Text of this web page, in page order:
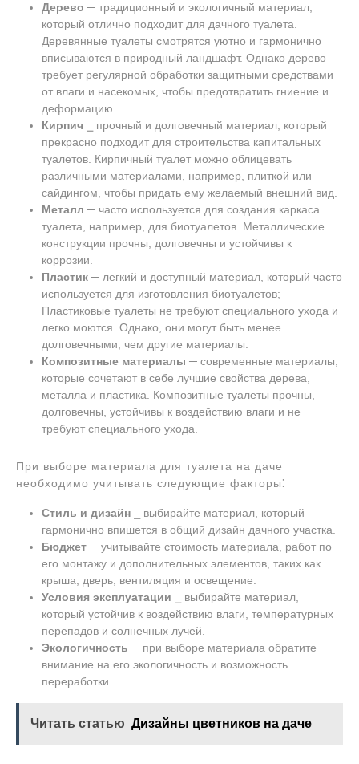
Дерево ─ традиционный и экологичный материал,
который отлично подходит для дачного туалета.
Деревянные туалеты смотрятся уютно и гармонично
вписываются в природный ландшафт. Однако дерево
требует регулярной обработки защитными средствами
от влаги и насекомых, чтобы предотвратить гниение и
деформацию.
Кирпич ⎯ прочный и долговечный материал, который
прекрасно подходит для строительства капитальных
туалетов. Кирпичный туалет можно облицевать
различными материалами, например, плиткой или
сайдингом, чтобы придать ему желаемый внешний вид.
Металл ─ часто используется для создания каркаса
туалета, например, для биотуалетов. Металлические
конструкции прочны, долговечны и устойчивы к
коррозии.
Пластик ─ легкий и доступный материал, который часто
используется для изготовления биотуалетов;
Пластиковые туалеты не требуют специального ухода и
легко моются. Однако, они могут быть менее
долговечными, чем другие материалы.
Композитные материалы ─ современные материалы,
которые сочетают в себе лучшие свойства дерева,
металла и пластика. Композитные туалеты прочны,
долговечны, устойчивы к воздействию влаги и не
требуют специального ухода.
При выборе материала для туалета на даче
необходимо учитывать следующие факторы⁚
Стиль и дизайн ⎯ выбирайте материал, который
гармонично впишется в общий дизайн дачного участка.
Бюджет ─ учитывайте стоимость материала, работ по
его монтажу и дополнительных элементов, таких как
крыша, дверь, вентиляция и освещение.
Условия эксплуатации ⎯ выбирайте материал,
который устойчив к воздействию влаги, температурных
перепадов и солнечных лучей.
Экологичность ─ при выборе материала обратите
внимание на его экологичность и возможность
переработки.
Читать статью Дизайны цветников на даче